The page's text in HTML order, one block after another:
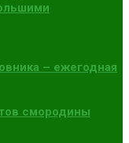
– ежегодная
смородины